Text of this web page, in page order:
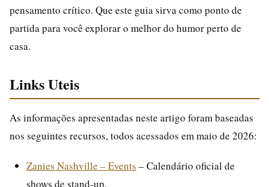
pensamento crítico. Que este guia sirva como ponto de
partida para você explorar o melhor do humor perto de
casa.
Links Uteis
As informações apresentadas neste artigo foram baseadas
nos seguintes recursos, todos acessados em maio de 2026:
Zanies Nashville – Events – Calendário oficial de
shows de stand-up.